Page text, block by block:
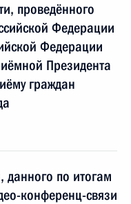
проведённого
Федерации
Федерации
Президента
граждан
данного по итогам
конференц-связи